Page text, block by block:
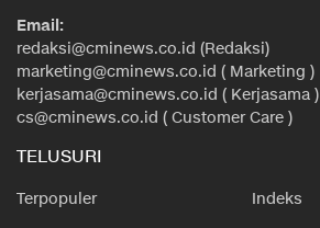
Email:
redaksi@cminews.co.id (Redaksi)
marketing@cminews.co.id ( Marketing )
kerjasama@cminews.co.id ( Kerjasama )
cs@cminews.co.id ( Customer Care )
TELUSURI
Terpopuler
Indeks